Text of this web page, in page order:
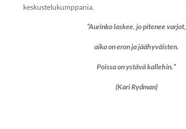
keskustelukumppania.
“Aurinko laskee, jo pitenee varjot,
aika on eron ja jäähyväisten.
Poissa on ystävä kallehin.”
(Kari Rydman)